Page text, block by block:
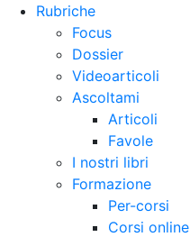
Rubriche
Focus
Dossier
Videoarticoli
Ascoltami
Articoli
Favole
I nostri libri
Formazione
Per-corsi
Corsi online